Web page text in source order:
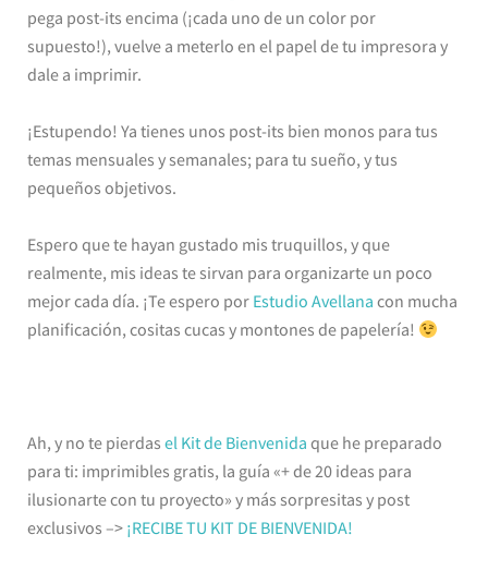
pega post-its encima (¡cada uno de un color por
supuesto!), vuelve a meterlo en el papel de tu impresora y
dale a imprimir.
¡Estupendo! Ya tienes unos post-its bien monos para tus
temas mensuales y semanales; para tu sueño, y tus
pequeños objetivos.
Espero que te hayan gustado mis truquillos, y que
realmente, mis ideas te sirvan para organizarte un poco
mejor cada día. ¡Te espero por Estudio Avellana con mucha
planificación, cositas cucas y montones de papelería!
Ah, y no te pierdas el Kit de Bienvenida que he preparado
para ti: imprimibles gratis, la guía «+ de 20 ideas para
ilusionarte con tu proyecto» y más sorpresitas y post
exclusivos –> ¡RECIBE TU KIT DE BIENVENIDA!